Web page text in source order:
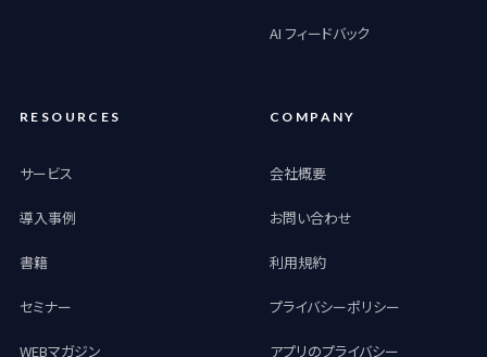
AI フィードバック
RESOURCES
サービス
導入事例
書籍
セミナー
WEBマガジン
COMPANY
会社概要
お問い合わせ
利用規約
プライバシーポリシー
アプリのプライバシー